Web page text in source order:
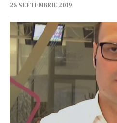
28 SEPTEMBRIE 2019